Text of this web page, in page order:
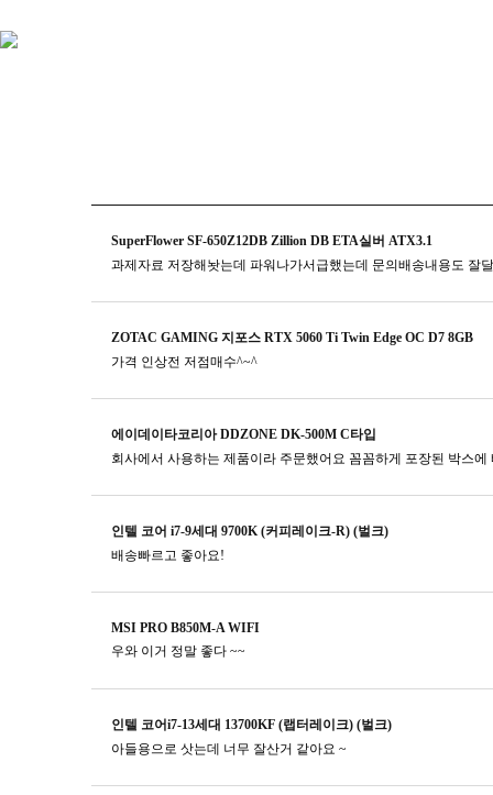
SuperFlower SF-650Z12DB Zillion DB ETA실버 ATX3.1
과제자료 저장해놧는데 파워나가서급했는데 문의배송내용도 잘
ZOTAC GAMING 지포스 RTX 5060 Ti Twin Edge OC D7 8GB
가격 인상전 저점매수^~^
에이데이타코리아 DDZONE DK-500M C타입
회사에서 사용하는 제품이라 주문했어요 꼼꼼하게 포장된 박스
인텔 코어 i7-9세대 9700K (커피레이크-R) (벌크)
배송빠르고 좋아요!
MSI PRO B850M-A WIFI
우와 이거 정말 좋다 ~~
인텔 코어i7-13세대 13700KF (랩터레이크) (벌크)
아들용으로 삿는데 너무 잘산거 같아요 ~